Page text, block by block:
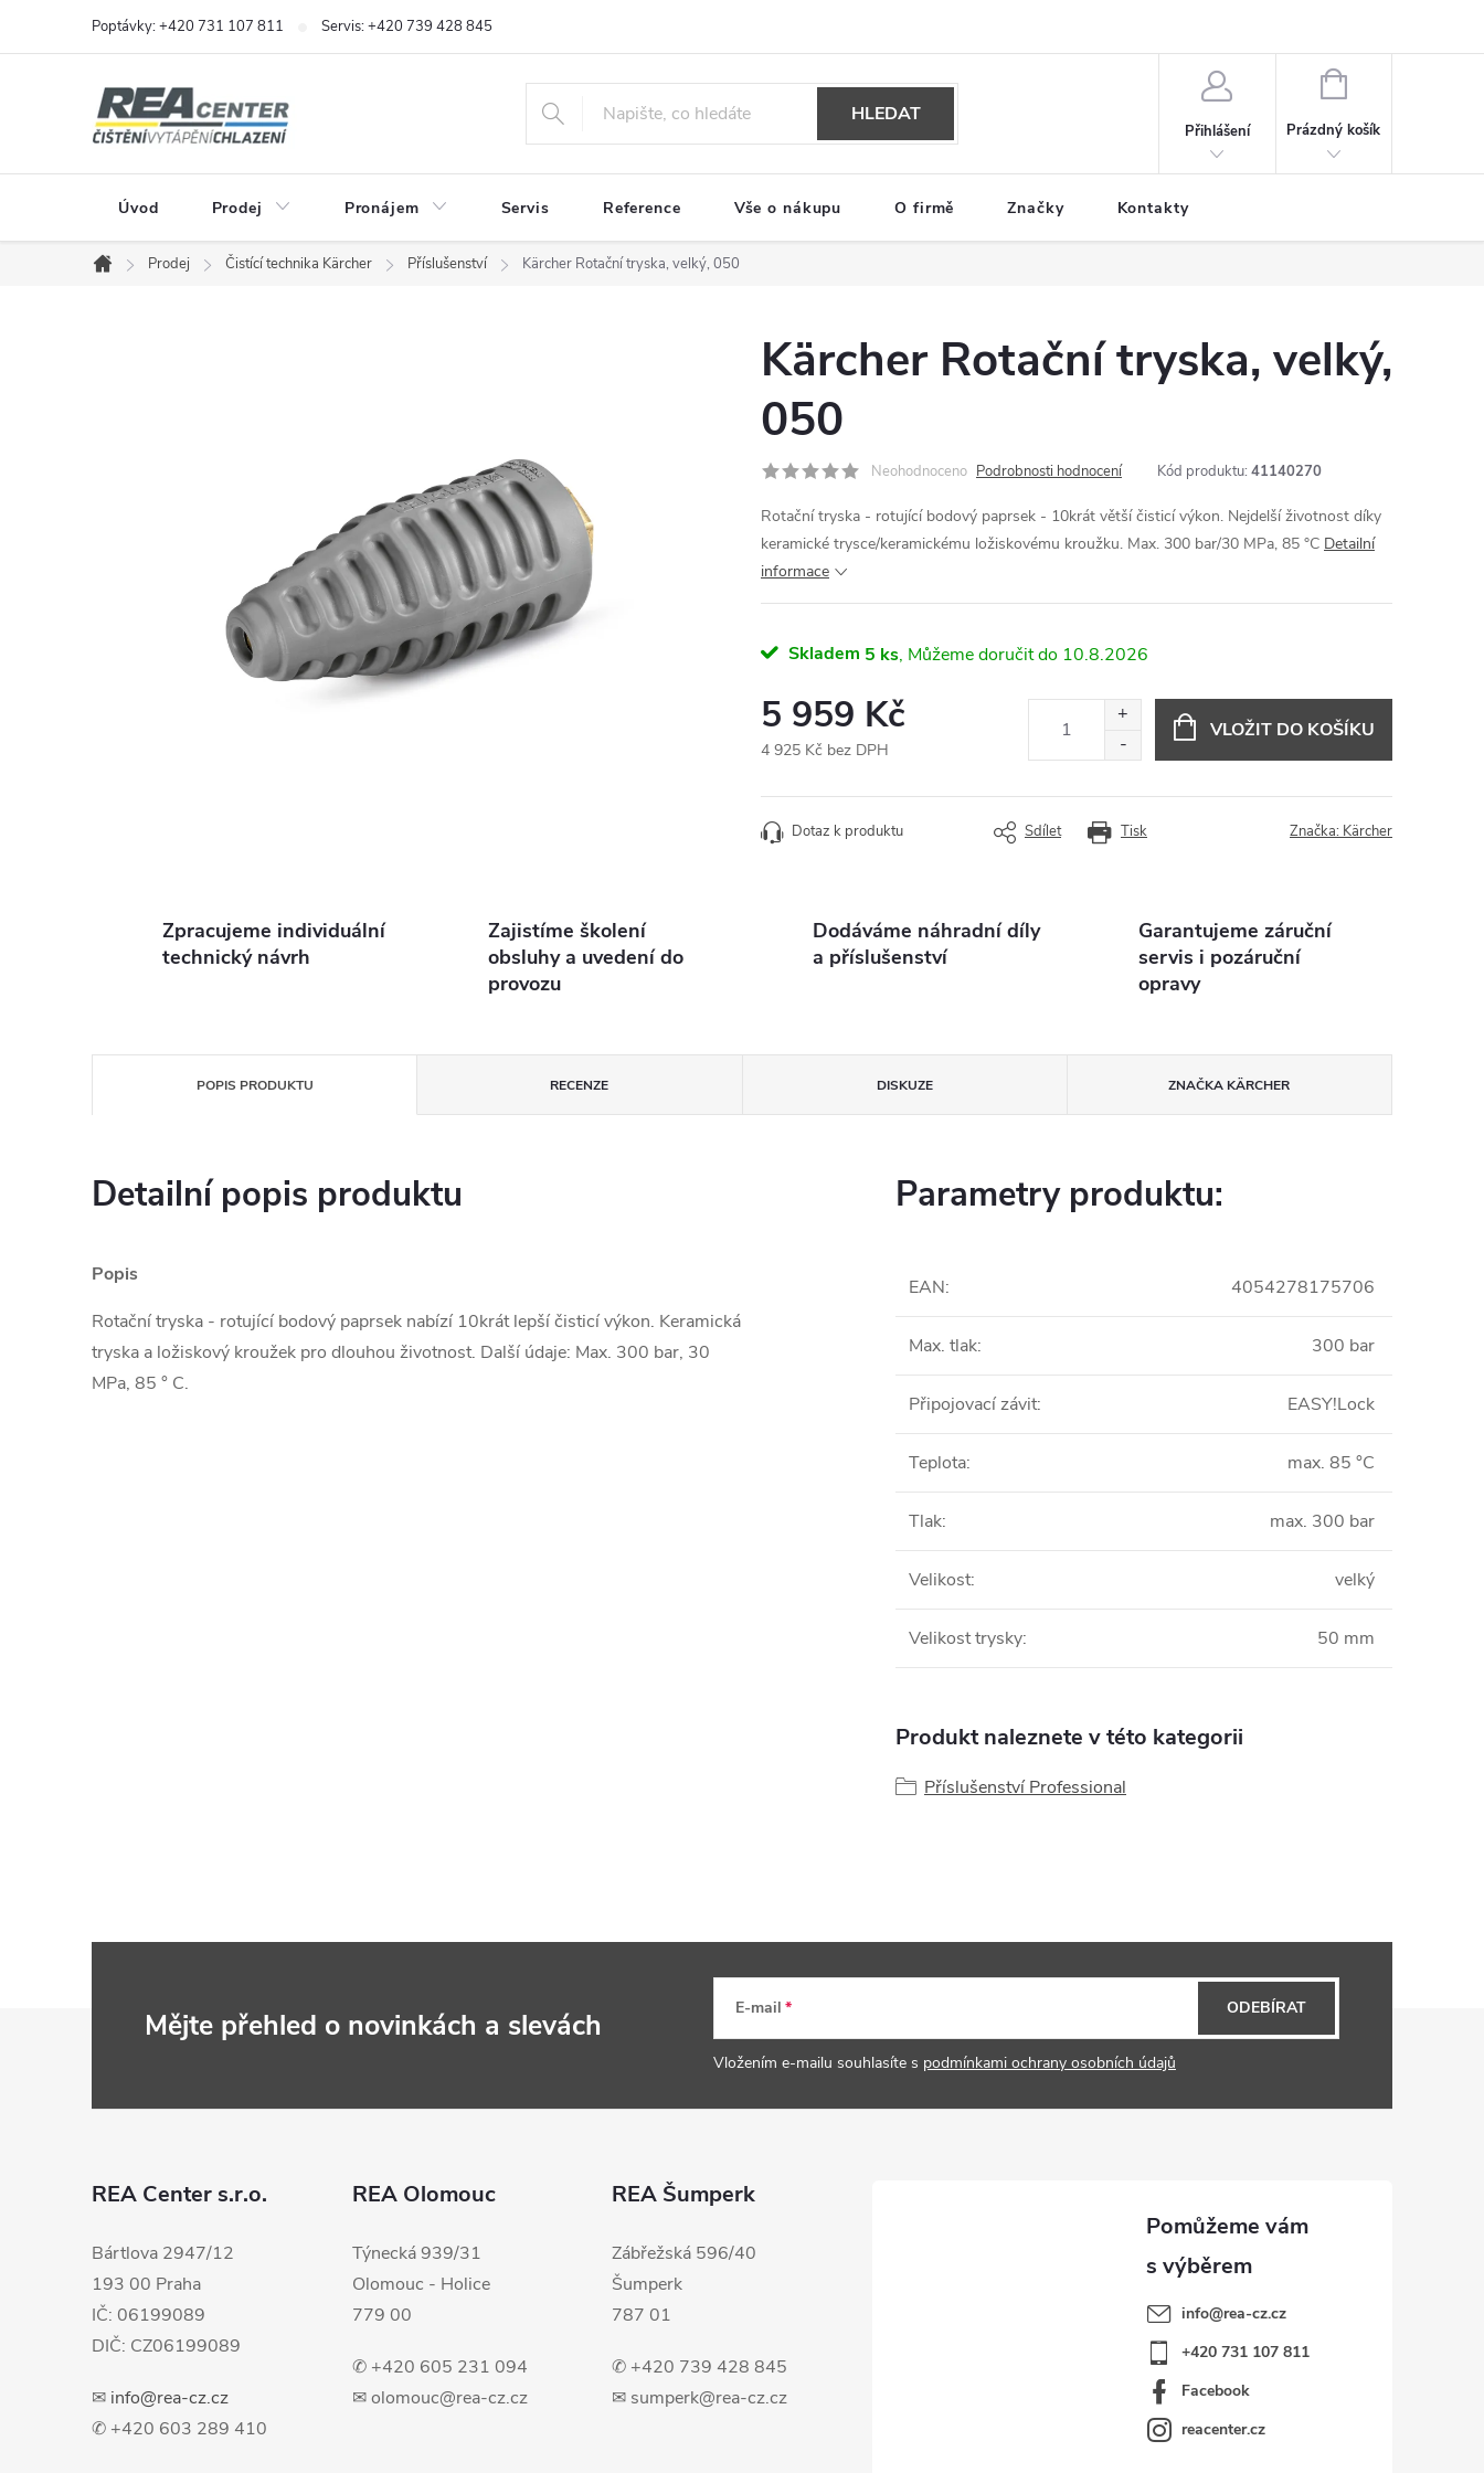
Poptávky: +420 731 107 811 Servis: +420 739 428 845
HLEDAT
Přihlášení
NÁKUPNÍ
Prázdný košík
Úvod Prodej Pronájem Servis Reference Vše o nákupu O firmě Značky Kontakty
Domů
Prodej Čistící technika Kärcher Příslušenství Kärcher Rotační tryska, velký, 050
Kärcher Rotační tryska, velký,
050
Neohodnoceno Podrobnosti hodnocení Kód produktu: 41140270
Rotační tryska - rotující bodový paprsek - 10krát větší čisticí výkon. Nejdelší životnost díky
keramické trysce/keramickému ložiskovému kroužku. Max. 300 bar/30 MPa, 85 °C Detailní
informace
Skladem 5 ks 10.8.2026
5 959 Kč
4 925 Kč bez DPH
cena:
VLOŽIT DO KOŠÍKU
Tisk
Dotaz k produktu Sdílet Značka: Kärcher
Zpracujeme individuální
technický návrh
Zajistíme školení
obsluhy a uvedení do
provozu
Dodáváme náhradní díly
a příslušenství
Garantujeme záruční
servis i pozáruční
opravy
POPIS PRODUKTU RECENZE DISKUZE ZNAČKA KÄRCHER
Detailní popis produktu
Popis
Rotační tryska - rotující bodový paprsek nabízí 10krát lepší čisticí výkon. Keramická
tryska a ložiskový kroužek pro dlouhou životnost. Další údaje: Max. 300 bar, 30
MPa, 85 ° C.
Parametry produktu:
EAN: 4054278175706
Max. tlak: 300 bar
Připojovací závit: EASY!Lock
Teplota: max. 85 °C
Tlak: max. 300 bar
Velikost: velký
Velikost trysky: 50 mm
Produkt naleznete v této kategorii
Příslušenství Professional
Mějte přehled o novinkách a slevách E-mail
Vložením e-mailu souhlasíte s podmínkami ochrany osobních údajů
ODEBÍRAT
REA Center s.r.o.
Bártlova 2947/12
193 00 Praha
IČ: 06199089
DIČ: CZ06199089
✉ info@rea-cz.cz
✆ +420 603 289 410
REA Olomouc
Týnecká 939/31
Olomouc - Holice
779 00
✆ +420 605 231 094
✉ olomouc@rea-cz.cz
REA Šumperk
Zábřežská 596/40
Šumperk
787 01
✆ +420 739 428 845
✉ sumperk@rea-cz.cz
info@rea-cz.cz
+420 731 107 811
Facebook
reacenter.cz